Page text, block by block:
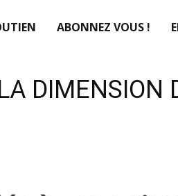
ABONNEZ VOUS !
DIMENSION